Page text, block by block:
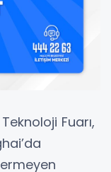
Fuarı,